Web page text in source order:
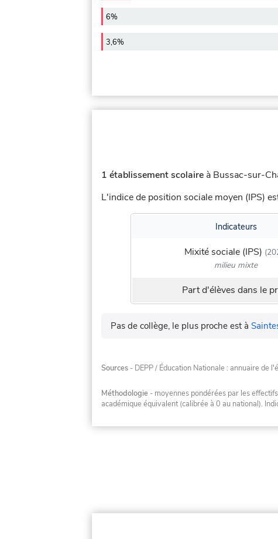
6%
3,6%
1 établissement scolaire à Bussac-sur-
L'indice de position sociale moyen (IPS)
Indicateurs
Mixité sociale (IPS)
milieu mixte
Part d'élèves dans le
Pas de collège, le plus proche est à
Sources - DEPP / Éducation Nationale : annuaire de
Méthodologie - moyennes pondérées par les
académique équivalent (calibrée à 0 au national).